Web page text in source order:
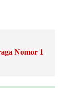
Nomor 1